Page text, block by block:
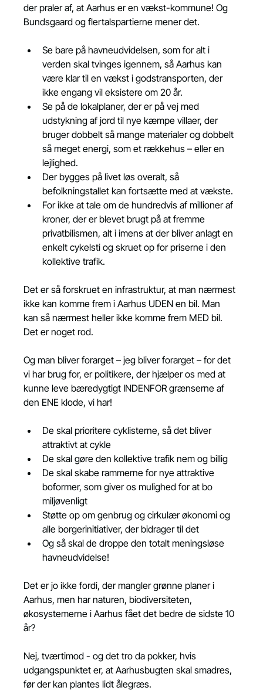
der praler af, at Aarhus er en vækst-kommune! Og
Bundsgaard og flertalspartierne mener det.
Se bare på havneudvidelsen, som for alt i
verden skal tvinges igennem, så Aarhus kan
være klar til en vækst i godstransporten, der
ikke engang vil eksistere om 20 år.
Se på de lokalplaner, der er på vej med
udstykning af jord til nye kæmpe villaer, der
bruger dobbelt så mange materialer og dobbelt
så meget energi, som et rækkehus – eller en
lejlighed.
Der bygges på livet løs overalt, så
befolkningstallet kan fortsætte med at vækste.
For ikke at tale om de hundredvis af millioner af
kroner, der er blevet brugt på at fremme
privatbilismen, alt i imens at der bliver anlagt en
enkelt cykelsti og skruet op for priserne i den
kollektive trafik.
Det er så forskruet en infrastruktur, at man nærmest
ikke kan komme frem i Aarhus UDEN en bil. Man
kan så nærmest heller ikke komme frem MED bil.
Det er noget rod.
Og man bliver forarget – jeg bliver forarget – for det
vi har brug for, er politikere, der hjælper os med at
kunne leve bæredygtigt INDENFOR grænserne af
den ENE klode, vi har!
De skal prioritere cyklisterne, så det bliver
attraktivt at cykle
De skal gøre den kollektive trafik nem og billig
De skal skabe rammerne for nye attraktive
boformer, som giver os mulighed for at bo
miljøvenligt
Støtte op om genbrug og cirkulær økonomi og
alle borgerinitiativer, der bidrager til det
Og så skal de droppe den totalt meningsløse
havneudvidelse!
Det er jo ikke fordi, der mangler grønne planer i
Aarhus, men har naturen, biodiversiteten,
økosystemerne i Aarhus fået det bedre de sidste 10
år?
Nej, tværtimod - og det tro da pokker, hvis
udgangspunktet er, at Aarhusbugten skal smadres,
før der kan plantes lidt ålegræs.